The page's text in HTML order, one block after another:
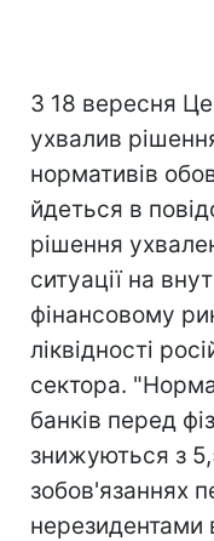
З 18 вересня
ухвалив
нормативів
йдеться в
рішення
ситуації на
фінансовому
ліквідності
сектора.
банків перед
знижуються з
зобов'язаннях
нерезидентами